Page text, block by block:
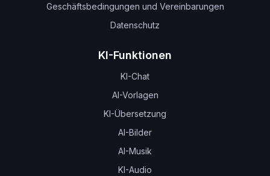
Geschäftsbedingungen und Vereinbarungen
Datenschutz
KI-Funktionen
KI-Chat
AI-Vorlagen
KI-Übersetzung
AI-Bilder
AI-Musik
KI-Audio